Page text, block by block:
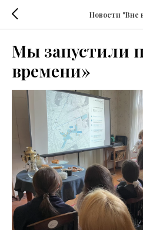
Новости "Вне
Мы запустили
времени»